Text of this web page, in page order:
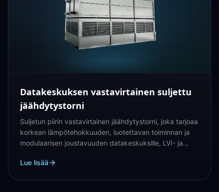
Datakeskuksen vastavirtainen suljettu
jäähdytystorni
Suljetun piirin vastavirtainen jäähdytystorni, joka tarjoaa
korkean lämpötehokkuuden, luotettavan toiminnan ja
modulaarisen joustavuuden datakeskuksille, LVI- ja
Lue lisää